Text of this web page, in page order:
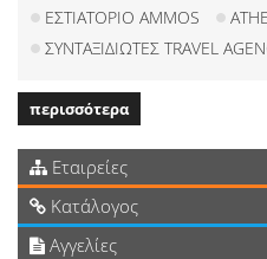
ΕΣΤΙΑΤΟΡΙΟ AMMOS
ΣΥΝΤΑΞΙΔΙΩΤΕΣ TRAVEL
περισσότερα
Εταιρείες
Κατάλογος
Αγγελίες